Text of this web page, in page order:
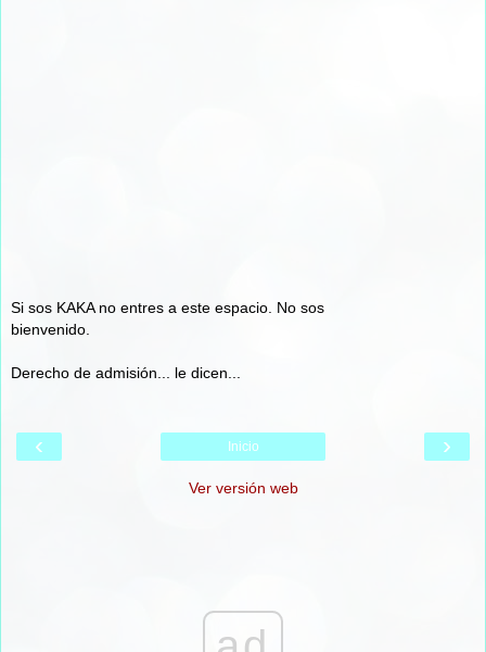
Si sos KAKA no entres a este espacio. No sos
bienvenido.
Derecho de admisión... le dicen...
‹ ›
Inicio
Ver versión web